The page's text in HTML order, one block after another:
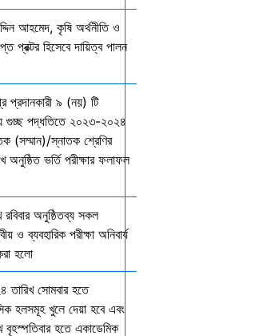
আহমেদ, কৃষি অর্থনীতি ও
প্রক্টর হিসেবে দায়িত্ব পালন
প্রদানকারী ৯ (নয়) টি
গুচ্ছ পদ্ধতিতে ২০২৩-২০২৪
(সম্মান)/স্নাতক শ্রেণির
ভর্তি পরীক্ষার ফলাফল
অনুষ্ঠিতব্য সকল
ও ব্যবহারিক পরীক্ষা অনিবার্য
হলো
সোমবার হতে
হলসমূহ খুলে দেয়া হবে এবং
হতে একাডেমিক